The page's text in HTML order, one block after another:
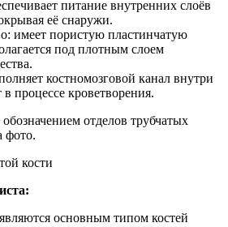
питание внутренних слоёв
её снаружи.
имеет пористую пластинчатую
под плотным слоем
костномозговой канал внутри
в процессе кроветворения.
отделов трубчатых
фото.
кости
основным типом костей